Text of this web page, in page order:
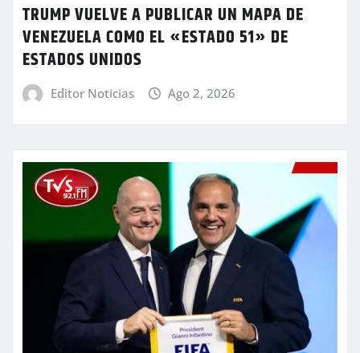
TRUMP VUELVE A PUBLICAR UN MAPA DE
VENEZUELA COMO EL «ESTADO 51» DE
ESTADOS UNIDOS
Editor Noticias Ago 2, 2026